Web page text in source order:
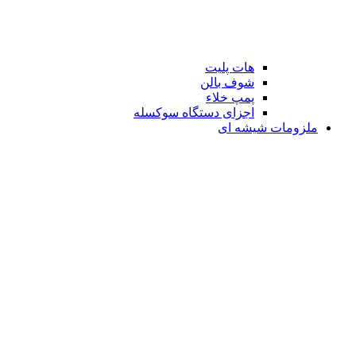
هات پلیت
شوف بالن
پمپ خلاء
اجزای دستگاه سوکسله
ملزومات شیشه ای